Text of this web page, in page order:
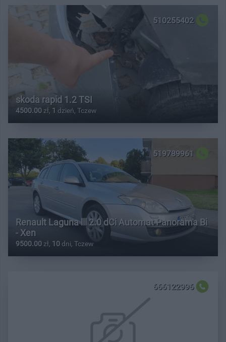
510255402
skoda rapid 1.2 TSI
4500.00 zł, 1 dzień, Tczew
519789961
Renault Laguna lll 2.0 dCi Automat Panorama Bi
- Xen
9500.00 zł, 10 dni, Tczew
666122996